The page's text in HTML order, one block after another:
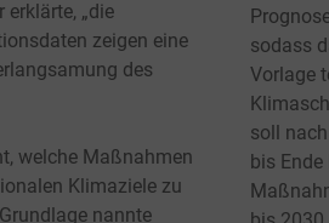
erklärte, „die
zeigen eine
des
welche Maßnahmen
Klimaziele zu
nannte
sodass
Vorlage
soll
bis